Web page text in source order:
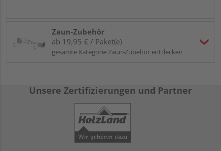
Zaun-Zubehör
ab 19,95 € / Paket(e)
gesamte Kategorie Zaun-Zubehör entdecken
Unsere Zertifizierungen und Partner